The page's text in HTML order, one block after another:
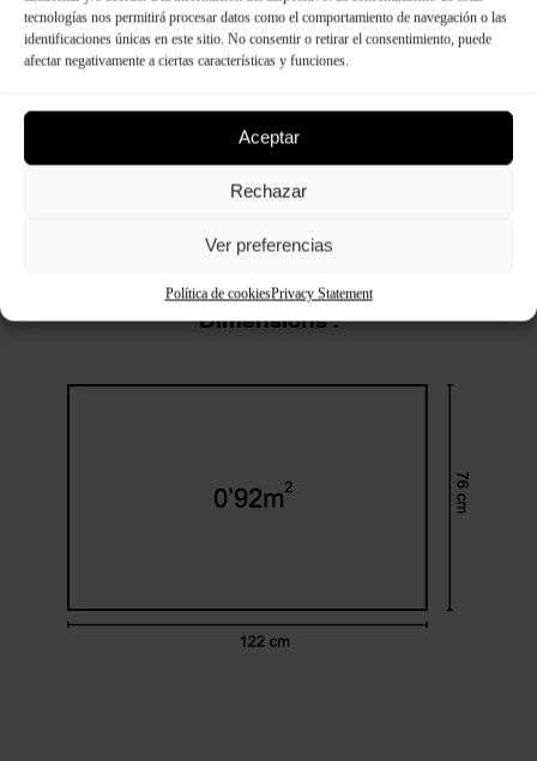
tecnologías nos permitirá procesar datos como el comportamiento de navegación o las
identificaciones únicas en este sitio. No consentir o retirar el consentimiento, puede
afectar negativamente a ciertas características y funciones.
Aceptar
Rechazar
Ver preferencias
Política de cookiesPrivacy Statement
Spécifications techniques
Dimensions :